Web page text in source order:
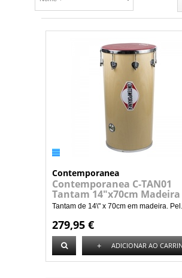
Contemporanea
Contemporanea C-TAN01
Tantam 14"x70cm Madeira
Tantam de 14\" x 70cm em madeira.
279,95 €
+ ADICIONAR AO